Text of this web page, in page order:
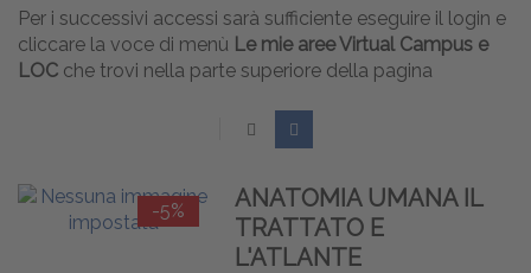
Per i successivi accessi sarà sufficiente eseguire il login e
cliccare la voce di menù Le mie aree Virtual Campus e
LOC che trovi nella parte superiore della pagina
-5%
ANATOMIA UMANA IL
TRATTATO E
L'ATLANTE